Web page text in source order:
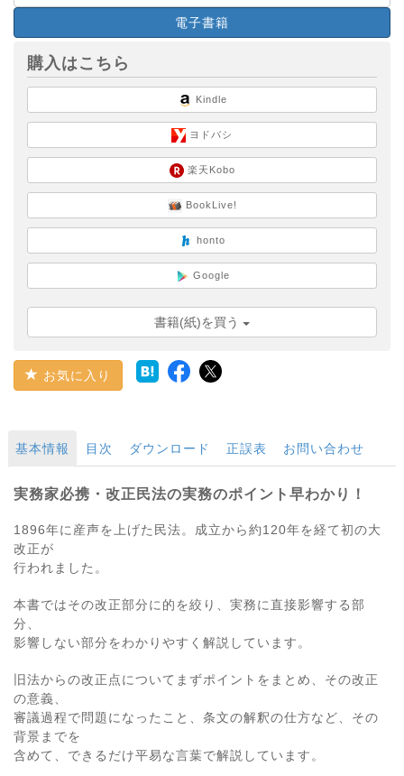
電子書籍
購入はこちら
Kindle
ヨドバシ
楽天Kobo
BookLive!
honto
Google
書籍(紙)を買う
お気に入り
基本情報 目次 ダウンロード 正誤表 お問い合わせ
実務家必携・改正民法の実務のポイント早わかり！
1896年に産声を上げた民法。成立から約120年を経て初の大
改正が
行われました。
本書ではその改正部分に的を絞り、実務に直接影響する部
分、
影響しない部分をわかりやすく解説しています。
旧法からの改正点についてまずポイントをまとめ、その改正
の意義、
審議過程で問題になったこと、条文の解釈の仕方など、その
背景までを
含めて、できるだけ平易な言葉で解説しています。